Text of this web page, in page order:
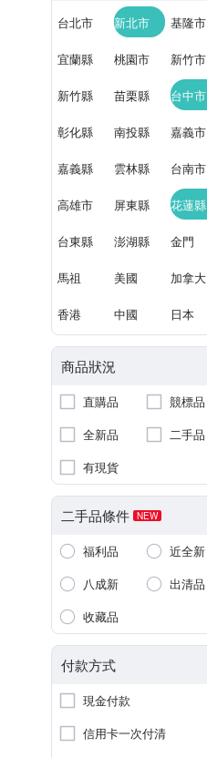
台北市 新北市 基隆市
宜蘭縣 桃園市 新竹市
新竹縣 苗栗縣 台中市
彰化縣 南投縣 嘉義市
嘉義縣 雲林縣 台南市
高雄市 屏東縣 花蓮縣
台東縣 澎湖縣 金門
馬祖 美國 加拿大
香港 中國 日本
商品狀況
直購品
競標品
全新品
二手品
有現貨
二手品條件 NEW
福利品
近全新
八成新
出清品
收藏品
付款方式
現金付款
信用卡一次付清